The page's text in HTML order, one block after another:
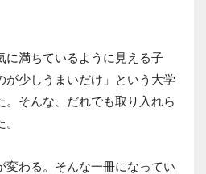
に満ちているように見える子
が少しうまいだけ」という大学
。そんな、だれでも取り入れら
変わる。そんな一冊になってい